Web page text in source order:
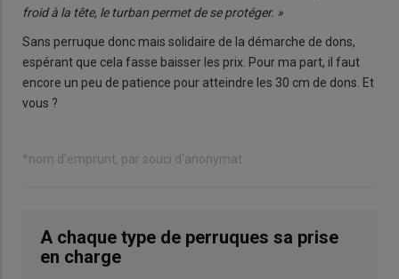
froid à la tête, le turban permet de se protéger. »
Sans perruque donc mais solidaire de la démarche de dons,
espérant que cela fasse baisser les prix. Pour ma part, il faut
encore un peu de patience pour atteindre les 30 cm de dons. Et
vous ?
*nom d'emprunt, par souci d'anonymat
A chaque type de perruques sa prise
en charge